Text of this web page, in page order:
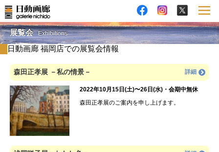
展覧会 Exhibitions
日動画廊 福岡店での展覧会情報
森田正孝展 －私の情景－ 詳細
2022年10月15日(土)〜26日(水)・会期中無休
森田正孝展のご案内を申し上げます。